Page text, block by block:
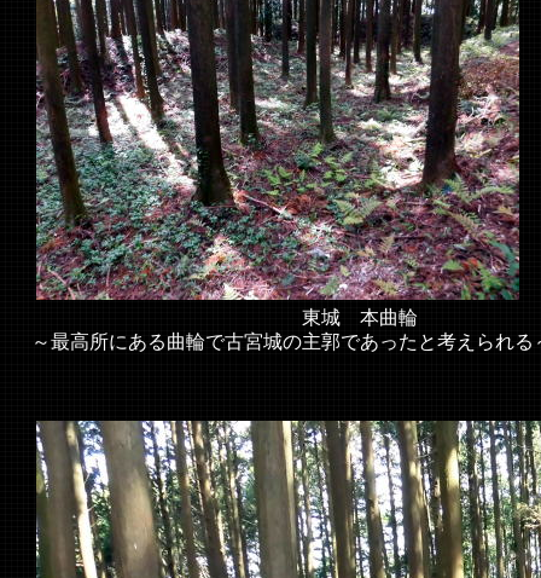
東城 本曲輪
～最高所にある曲輪で古宮城の主郭であったと考えられる